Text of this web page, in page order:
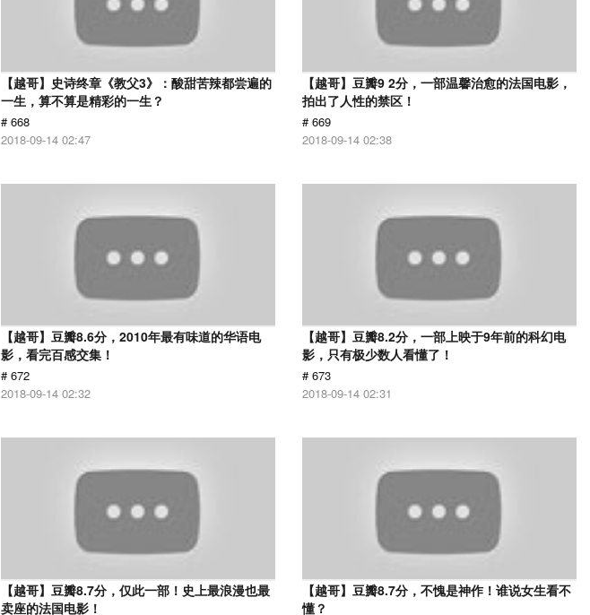
【越哥】史诗终章《教父3》：酸甜苦辣都尝遍的
一生，算不算是精彩的一生？
# 668
2018-09-14 02:47
【越哥】豆瓣9 2分，一部温馨治愈的法国电影，
拍出了人性的禁区！
# 669
2018-09-14 02:38
【越哥】豆瓣8.6分，2010年最有味道的华语电
影，看完百感交集！
# 672
2018-09-14 02:32
【越哥】豆瓣8.2分，一部上映于9年前的科幻电
影，只有极少数人看懂了！
# 673
2018-09-14 02:31
【越哥】豆瓣8.7分，仅此一部！史上最浪漫也最
卖座的法国电影！
【越哥】豆瓣8.7分，不愧是神作！谁说女生看不
懂？